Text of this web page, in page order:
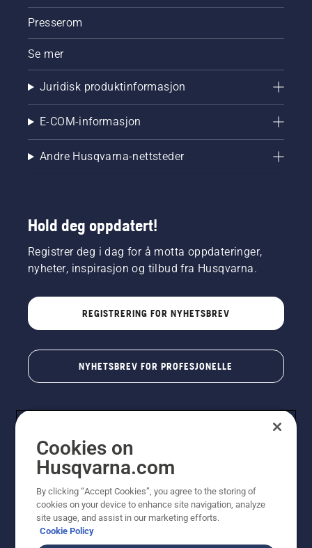
Presserom
Se mer
Juridisk produktinformasjon
E-COM-informasjon
Andre Husqvarna-nettsteder
Hold deg oppdatert!
Registrer deg i dag for å motta oppdateringer,
nyheter, inspirasjon og tilbud fra Husqvarna.
REGISTRERING FOR NYHETSBREV
NYHETSBREV FOR PROFESJONELLE
© Husqvarna AB (utgiver). Med enerett. Angitte priser
er veiledende priser. Alle oppgitte priser er veiledende
Cookies on
Husqvarna.com
By clicking “Accept Cookies”, you agree to the storing of
cookies on your device to enhance site navigation, analyze
site usage, and assist in our marketing efforts.
Cookie Policy